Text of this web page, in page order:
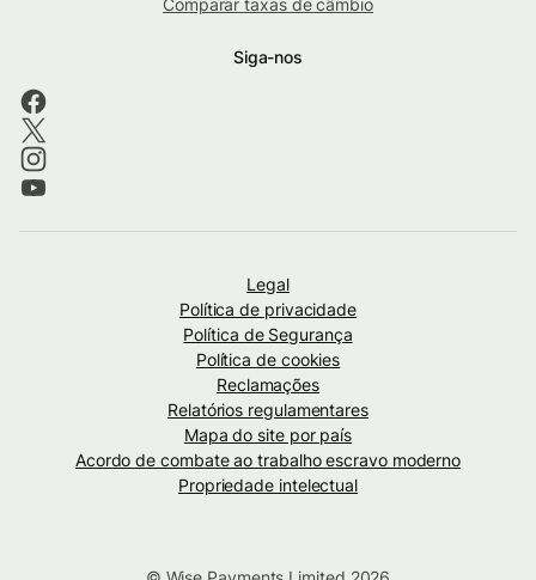
Siga-nos
Legal
Política de privacidade
Política de Segurança
Política de cookies
Reclamações
Relatórios regulamentares
Mapa do site por país
Acordo de combate ao trabalho escravo moderno
Propriedade intelectual